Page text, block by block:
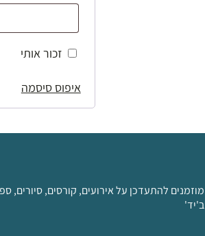
זכור אותי
איפוס סיסמה
מוזמנים להתעדכן על אירועים, קורסים,
ב'יד'